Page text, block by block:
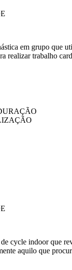
em grupo que
realizar trabalho
cycle indoor que
aquilo que